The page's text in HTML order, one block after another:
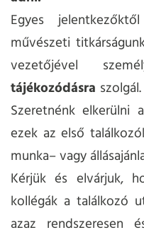
Egyes jelentkezőktől
művészeti
vezetőjével
tájékozódásra
Szeretnénk elkerülni
ezek az első
munka– vagy
Kérjük és elvárjuk,
kollégák a találkozó
azaz rendszeresen